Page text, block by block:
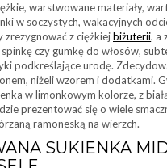
warstwowane materiały,
w soczystych, wakacyjnych
zrezygnować z ciężkiejbiżuterii, a
czy gumkę do włosów,
podkreślające urodę.
niżeli wzorem i dodatkami.
w limonkowym kolorze, z
prezentować się o wiele
ramoneską na wierzch.
SUKIENKA